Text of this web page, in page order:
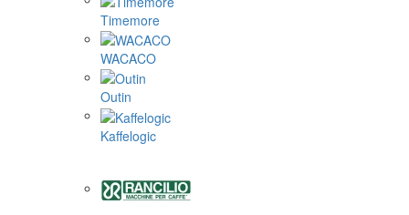
Timemore
WACACO
Outin
Kaffelogic